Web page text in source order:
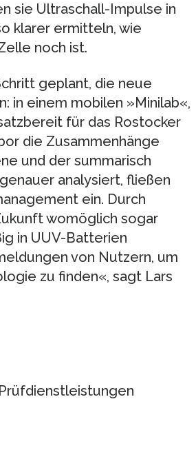
sie Ultraschall-Impulse in
klarer ermitteln, wie
noch ist.
geplant, die neue
in einem mobilen »Minilab«,
für das Rostocker
die Zusammenhänge
und der summarisch
analysiert, fließen
ein. Durch
womöglich sogar
in UUV-Batterien
von Nutzern, um
zu finden«, sagt Lars